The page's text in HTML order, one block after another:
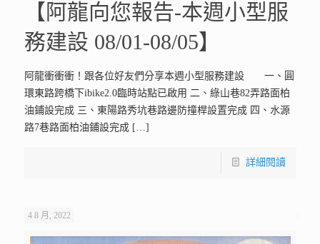
【阿龍向您報告-本週小型服
務建設 08/01-08/05】
阿龍衝衝衝！跟各位好友們分享本週小型服務建設 一、圓
環東路跨橋下ibike2.0臨時站點已啟用 二、綠山巷82弄路面柏
油鋪設完成 三、東陽路秀坑巷路邊防撞桿設置完成 四、水源
路7巷路面柏油鋪設完成 […]
詳細閱讀
4 8 月, 2022